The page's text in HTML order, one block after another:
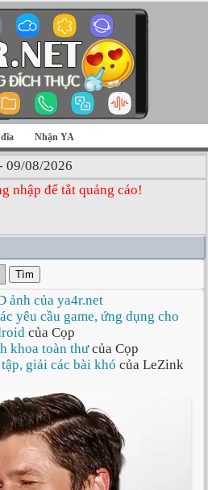
Nhận YA
09/08/2026
nhập để tắt quảng cáo!
Tìm
ảnh của ya4r.net
yêu cầu game, ứng dụng cho
của Cọp
khoa toàn thưcủa Cọp
giải các bài khó của LeZink